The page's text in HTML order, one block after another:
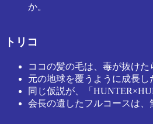
か。
トリコ
ココの髪の毛は、毒が抜け
元の地球を覆うように成長し
同じ仮説が、「
会長の遺したフルコースは、